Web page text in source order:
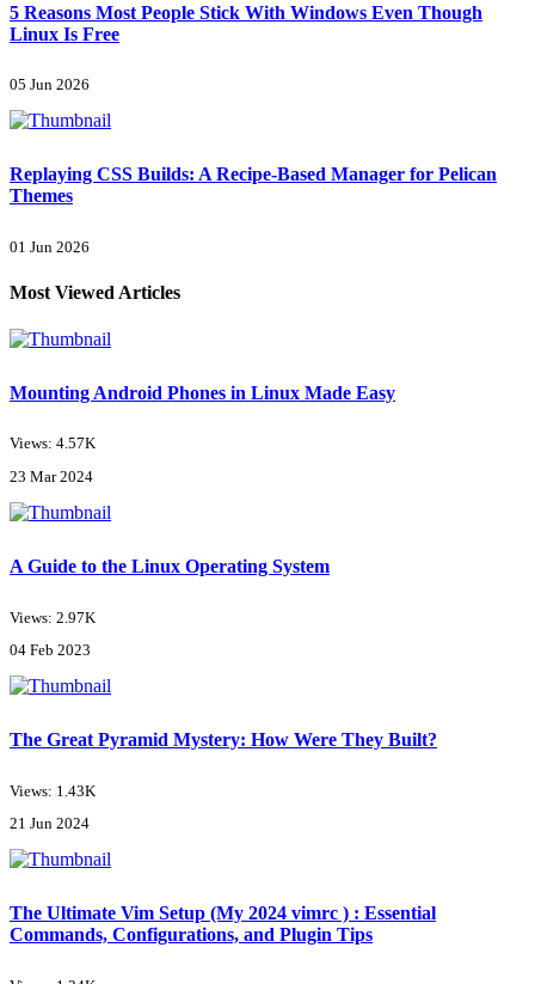
5 Reasons Most People Stick With Windows Even Though
Linux Is Free
05 Jun 2026
Replaying CSS Builds: A Recipe-Based Manager for Pelican
Themes
01 Jun 2026
Most Viewed Articles
Mounting Android Phones in Linux Made Easy
Views: 4.57K
23 Mar 2024
A Guide to the Linux Operating System
Views: 2.97K
04 Feb 2023
The Great Pyramid Mystery: How Were They Built?
Views: 1.43K
21 Jun 2024
The Ultimate Vim Setup (My 2024 vimrc ) : Essential
Commands, Configurations, and Plugin Tips